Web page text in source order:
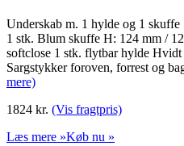
Underskab m. 1 hylde og 1
1 stk. Blum skuffe H: 124 mm /
softclose 1 stk. flytbar hylde
Sargstykker foroven, forrest og
mere)
1824 kr. (Vis fragtpris)
Læs mere »Køb nu »